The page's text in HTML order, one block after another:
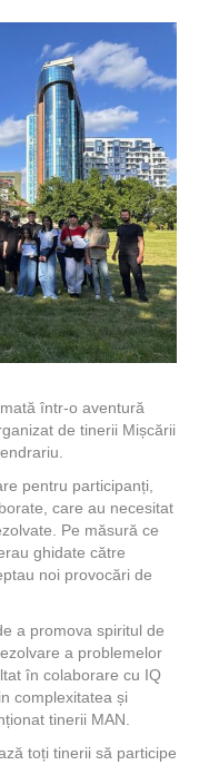
într-o aventură
de tinerii Mișcării
pentru participanți,
care au necesitat
Pe măsură ce
ghidate către
noi provocări de
a promova spiritul de
a problemelor
în colaborare cu IQ
complexitatea și
tinerii MAN.
toți tinerii să participe